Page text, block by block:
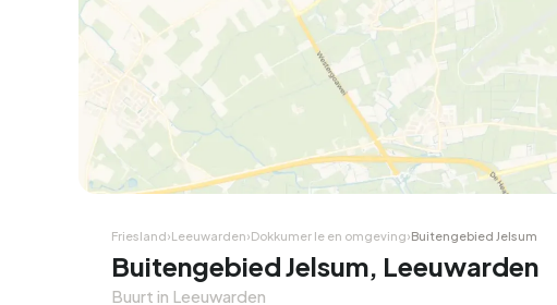
Friesland›Leeuwarden›Dokkumer Ie en omgeving›Buitengebied Jelsum
Buitengebied Jelsum, Leeuwarden
Buurt in Leeuwarden